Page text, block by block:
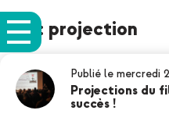
Tag: projection
Publié le mercredi
Projections du
succès !